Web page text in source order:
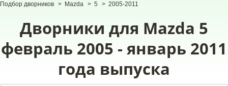
Подбор дворников > Mazda > 5 > 2005-2011
Дворники для Mazda 5
февраль 2005 - январь 2011
года выпуска